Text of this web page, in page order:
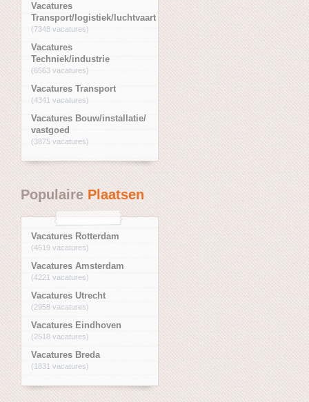
Vacatures
Transport/logistiek/luchtvaart
(7348 vacatures)
Vacatures
Techniek/industrie
(6563 vacatures)
Vacatures Transport
(4341 vacatures)
Vacatures Bouw/installatie/
vastgoed
(3875 vacatures)
Populaire Plaatsen
Vacatures Rotterdam
(4519 vacatures)
Vacatures Amsterdam
(4221 vacatures)
Vacatures Utrecht
(2958 vacatures)
Vacatures Eindhoven
(2518 vacatures)
Vacatures Breda
(1831 vacatures)